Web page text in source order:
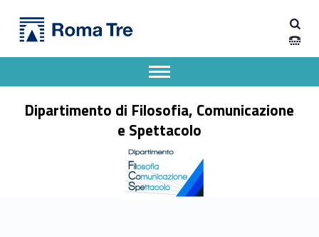
Dipartimento di Filosofia, Comunicazione e Spettacolo
Dipartimento di Filosofia, Comunicazione
e Spettacolo
Apri il menu secondario
Header info sidebar